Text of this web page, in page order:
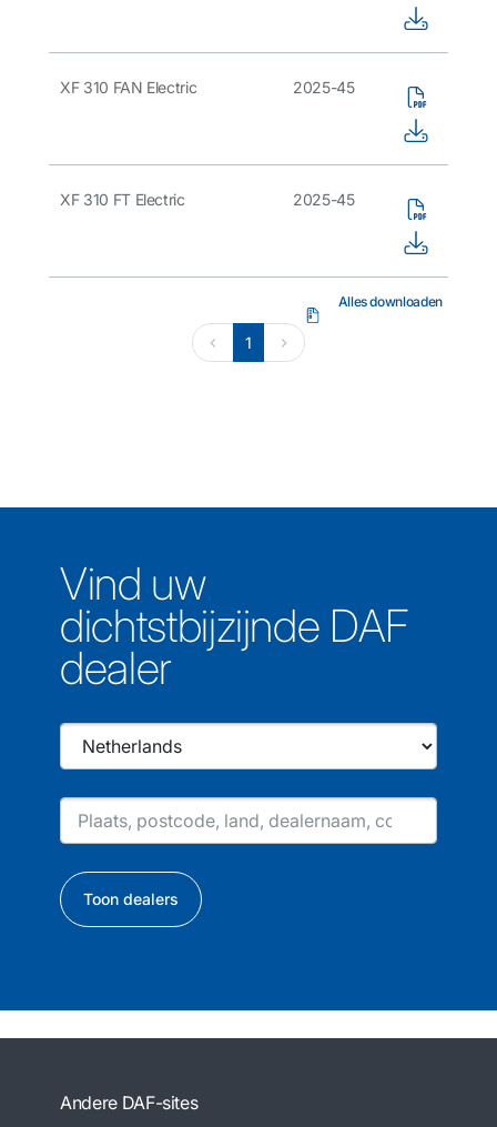
XF 310 FAN Electric 2025-45
XF 310 FT Electric 2025-45
1
Alles downloaden
Vind uw
dichtstbijzijnde DAF
dealer
Toon dealers
Andere DAF-sites